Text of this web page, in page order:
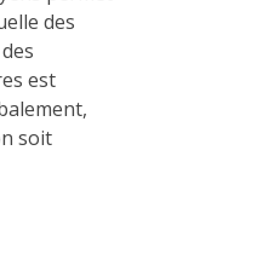
des
est
soit